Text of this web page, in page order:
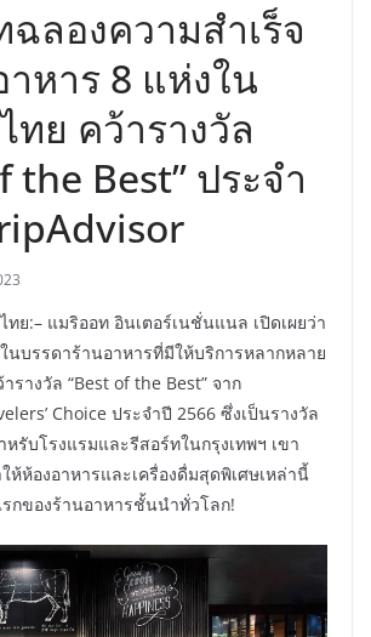
ลองความสำเร็จ
หาร 8 แห่งใน
ทย คว้ารางวัล
the Best” ประจำ
ทย:– แมริออท อินเตอร์เนชั่นแนล เปิดเผยว่า
นบรรดาร้านอาหารที่มีให้บริการหลากหลาย
รางวัล “Best of the Best” จาก
Choice ประจำปี 2566 ซึ่งเป็นรางวัล
รับโรงแรมและรีสอร์ทในกรุงเทพฯ เขา
ห้ห้องอาหารและเครื่องดื่มสุดพิเศษเหล่านี้
กของร้านอาหารชั้นนำทั่วโลก!